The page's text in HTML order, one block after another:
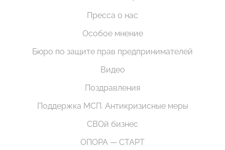
Пресса о нас
Особое мнение
Бюро по защите прав предпринимателей
Видео
Поздравления
Поддержка МСП. Антикризисные меры
СВОй бизнес
ОПОРА — СТАРТ